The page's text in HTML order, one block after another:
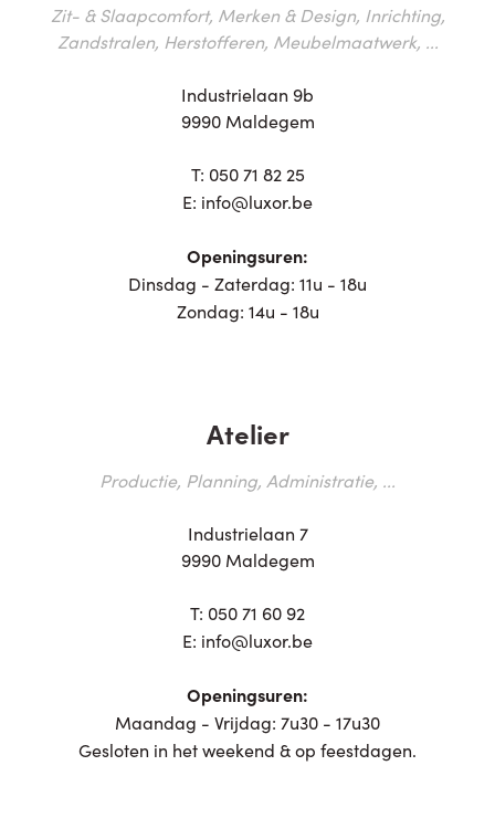
Zit- & Slaapcomfort, Merken & Design, Inrichting,
Zandstralen, Herstofferen, Meubelmaatwerk, ...
Industrielaan 9b
9990 Maldegem
T: 050 71 82 25
E: info@luxor.be
Openingsuren:
Dinsdag - Zaterdag: 11u - 18u
Zondag: 14u - 18u
Atelier
Productie, Planning, Administratie, ...
Industrielaan 7
9990 Maldegem
T: 050 71 60 92
E: info@luxor.be
Openingsuren:
Maandag - Vrijdag: 7u30 - 17u30
Gesloten in het weekend & op feestdagen.